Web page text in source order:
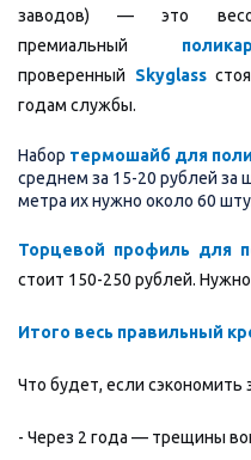
заводов) — это
премиальный
проверенный Skyglass
годам службы.
Набор термошайб для
среднем за 15-20 рублей за
метра их нужно около 60
Торцевой профиль для
стоит 150-250 рублей.
Итого весь правильный
Что будет, если сэкономить
- Через 2 года — трещины